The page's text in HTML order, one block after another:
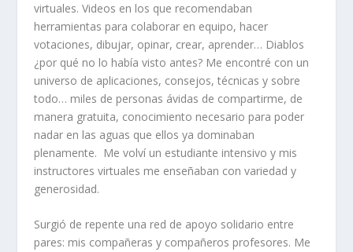
virtuales. Videos en los que recomendaban
herramientas para colaborar en equipo, hacer
votaciones, dibujar, opinar, crear, aprender… Diablos
¿por qué no lo había visto antes? Me encontré con un
universo de aplicaciones, consejos, técnicas y sobre
todo… miles de personas ávidas de compartirme, de
manera gratuita, conocimiento necesario para poder
nadar en las aguas que ellos ya dominaban
plenamente. Me volví un estudiante intensivo y mis
instructores virtuales me enseñaban con variedad y
generosidad.
Surgió de repente una red de apoyo solidario entre
pares: mis compañeras y compañeros profesores. Me